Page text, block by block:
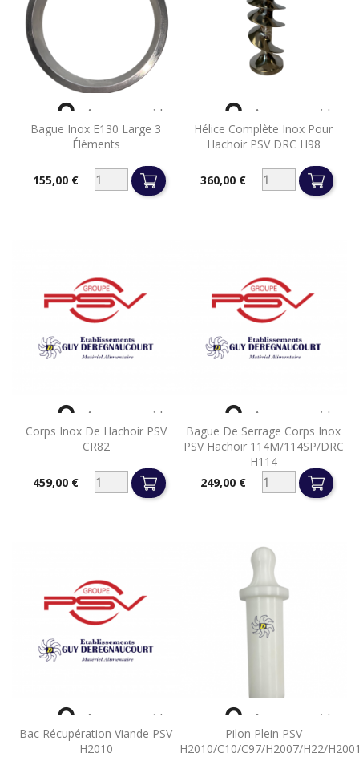
Bague Inox E130 Large 3
Éléments
Prix155,00 €
 Aperçu rapide
Hélice Complète Inox Pour
Hachoir PSV DRC H98
Prix360,00 €
 Aperçu rapide
Corps Inox De Hachoir PSV
CR82
Prix459,00 €
 Aperçu rapide
Bague De Serrage Corps Inox
PSV Hachoir 114M/114SP/DRC
H114
Prix249,00 €
 Aperçu rapide
Bac Récupération Viande PSV
H2010
 Aperçu rapide
Pilon Plein PSV
H2010/C10/C97/H2007/H22/
 Aperçu rapide